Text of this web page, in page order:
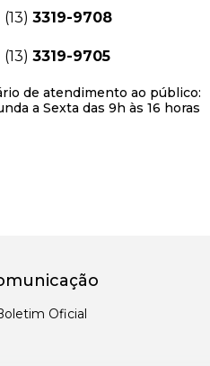
(13) 3319-9708
(13) 3319-9705
de atendimento ao público:
a Sexta das 9h às 16 horas
Oficial